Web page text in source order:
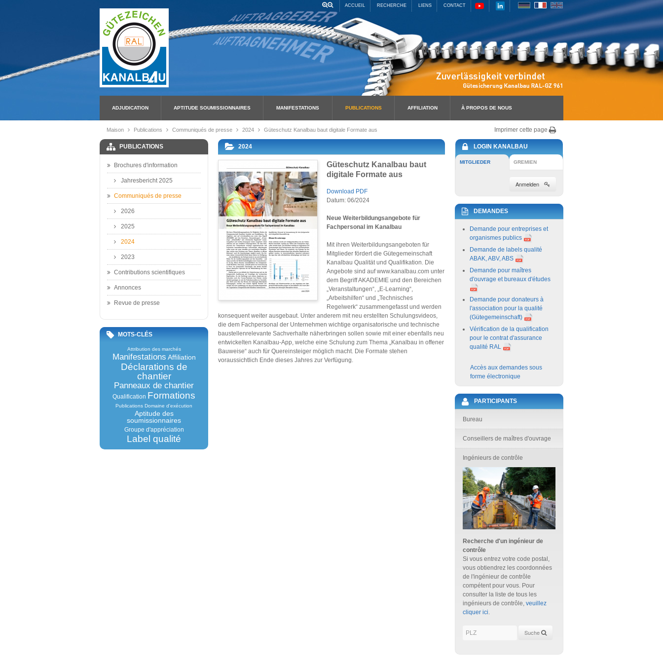
ACCUEIL RECHERCHE LIENS CONTACT
ADJUDICATION APTITUDE SOUMISSIONNAIRES MANIFESTATIONS PUBLICATIONS AFFILIATION À PROPOS DE NOUS
Imprimer cette page
Maison Publications Communiqués de presse 2024 Güteschutz Kanalbau baut digitale Formate aus
2024
Güteschutz Kanalbau baut
digitale Formate aus
Download PDF
Datum: 06/2024
Neue Weiterbildungsangebote für
Fachpersonal im Kanalbau
Mit ihren Weiterbildungsangeboten für
Mitglieder fördert die Gütegemeinschaft
Kanalbau Qualität und Qualifikation. Die
Angebote sind auf www.kanalbau.com unter
dem Begriff AKADEMIE und den Bereichen
„Veranstaltungen“, „E-Learning“,
„Arbeitshilfen“ und „Technisches
Regelwerk“ zusammengefasst und werden
konsequent weiter ausgebaut. Unter anderem mit neu erstellten Schulungsvideos,
die dem Fachpersonal der Unternehmen wichtige organisatorische und technische
baustellenrelevante Sachverhalte näherbringen sollen sowie mit einer ebenfalls neu
entwickelten Kanalbau-App, welche eine Schulung zum Thema „Kanalbau in offener
Bauweise“ auch für Quereinsteiger möglich macht. Die Formate stehen
voraussichtlich Ende dieses Jahres zur Verfügung.
PUBLICATIONS
Brochures d'information
Jahresbericht 2025
Communiqués de presse
2026
2025
2024
2023
Contributions scientifiques
Annonces
Revue de presse
MOTS-CLÉS
Attribution des marchés
Manifestations Affiliation
Déclarations de
chantier
Panneaux de chantier
Qualification Formations
Publications Domaine d'exécution
Aptitude des
soumissionnaires
Groupe d'appréciation
Label qualité
LOGIN KANALBAU
MITGLIEDER GREMIEN
Anmelden
DEMANDES
Demande pour entreprises et
organismes publics
Demande de labels qualité
ABAK, ABV, ABS
Demande pour maîtres
d'ouvrage et bureaux d'études
Demande pour donateurs à
l'association pour la qualité
(Gütegemeinschaft)
Vérification de la qualification
pour le contrat d'assurance
qualité RAL
Accès aux demandes sous
forme électronique
PARTICIPANTS
Bureau
Conseillers de maîtres d'ouvrage
Ingénieurs de contrôle
Recherche d'un ingénieur de
contrôle
Si vous entrez votre code postal,
vous obtiendrez les coordonnées
de l'ingénieur de contrôle
compétent pour vous. Pour
consulter la liste de tous les
ingénieurs de contrôle, veuillez
cliquer ici
Suche